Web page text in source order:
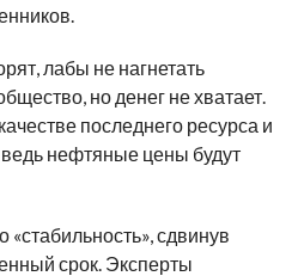
лабы не нагнетать
но денег не хватает.
последнего ресурса и
нефтяные цены будут
сдвинув
срок. Эксперты